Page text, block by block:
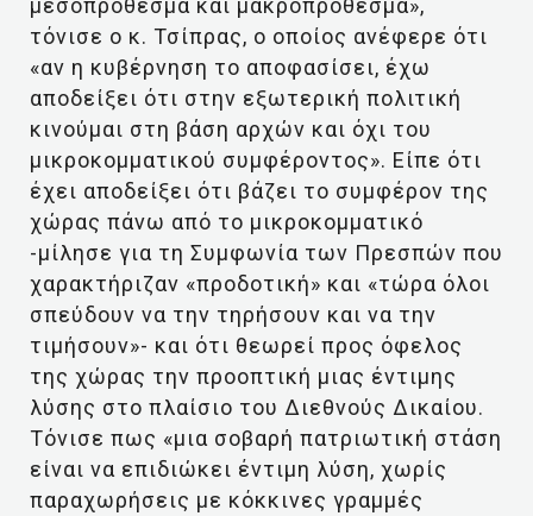
μεσοπρόθεσμα και μακροπρόθεσμα»,
τόνισε ο κ. Τσίπρας, ο οποίος ανέφερε ότι
«αν η κυβέρνηση το αποφασίσει, έχω
αποδείξει ότι στην εξωτερική πολιτική
κινούμαι στη βάση αρχών και όχι του
μικροκομματικού συμφέροντος». Είπε ότι
έχει αποδείξει ότι βάζει το συμφέρον της
χώρας πάνω από το μικροκομματικό
-μίλησε για τη Συμφωνία των Πρεσπών που
χαρακτήριζαν «προδοτική» και «τώρα όλοι
σπεύδουν να την τηρήσουν και να την
τιμήσουν»- και ότι θεωρεί προς όφελος
της χώρας την προοπτική μιας έντιμης
λύσης στο πλαίσιο του Διεθνούς Δικαίου.
Τόνισε πως «μια σοβαρή πατριωτική στάση
είναι να επιδιώκει έντιμη λύση, χωρίς
παραχωρήσεις με κόκκινες γραμμές